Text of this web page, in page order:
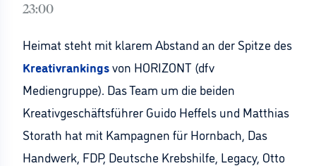
23:00
Heimat steht mit klarem Abstand an der Spitze des
Kreativrankingsvon HORIZONT (dfv
Mediengruppe). Das Team um die beiden
Kreativgeschäftsführer Guido Heffels und Matthias
Storath hat mit Kampagnen für Hornbach, Das
Handwerk, FDP, Deutsche Krebshilfe, Legacy, Otto